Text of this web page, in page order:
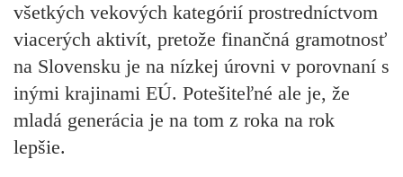
všetkých vekových kategórií prostredníctvom
viacerých aktivít, pretože finančná gramotnosť
na Slovensku je na nízkej úrovni v porovnaní s
inými krajinami EÚ. Potešiteľné ale je, že
mladá generácia je na tom z roka na rok
lepšie.